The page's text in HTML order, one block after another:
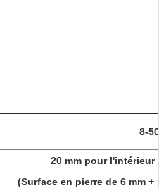
8-
20 mm pour l'intérieur
(Surface en pierre de 6 mm